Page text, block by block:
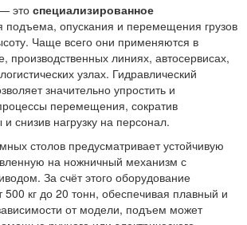
это специализированное
подъема, опускания и перемещения грузов
Чаще всего они применяются в
производственных линиях, автосервисах,
узлах. Гидравлический
значительно упростить и
перемещения, сократив
снизив нагрузку на персонал.
столов предусматривает устойчивую
на ножничный механизм с
За счёт этого оборудование
500 кг до 20 тонн, обеспечивая плавный и
от модели, подъем может